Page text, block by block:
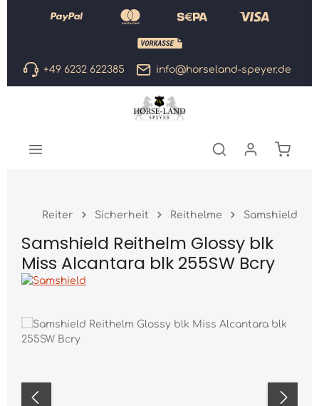
Zum Hauptinhalt springen
+49 6232 622385 info@horseland-speyer.de
Reiter Sicherheit Reithelme Samshield
Samshield Reithelm Glossy blk
Miss Alcantara blk 255SW Bcry
Bildergalerie überspringen